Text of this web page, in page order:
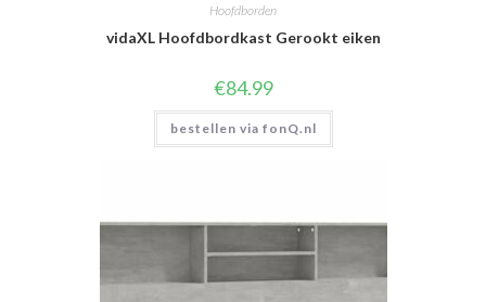
Hoofdborden
vidaXL Hoofdbordkast Gerookt eiken
€84.99
bestellen via fonQ.nl